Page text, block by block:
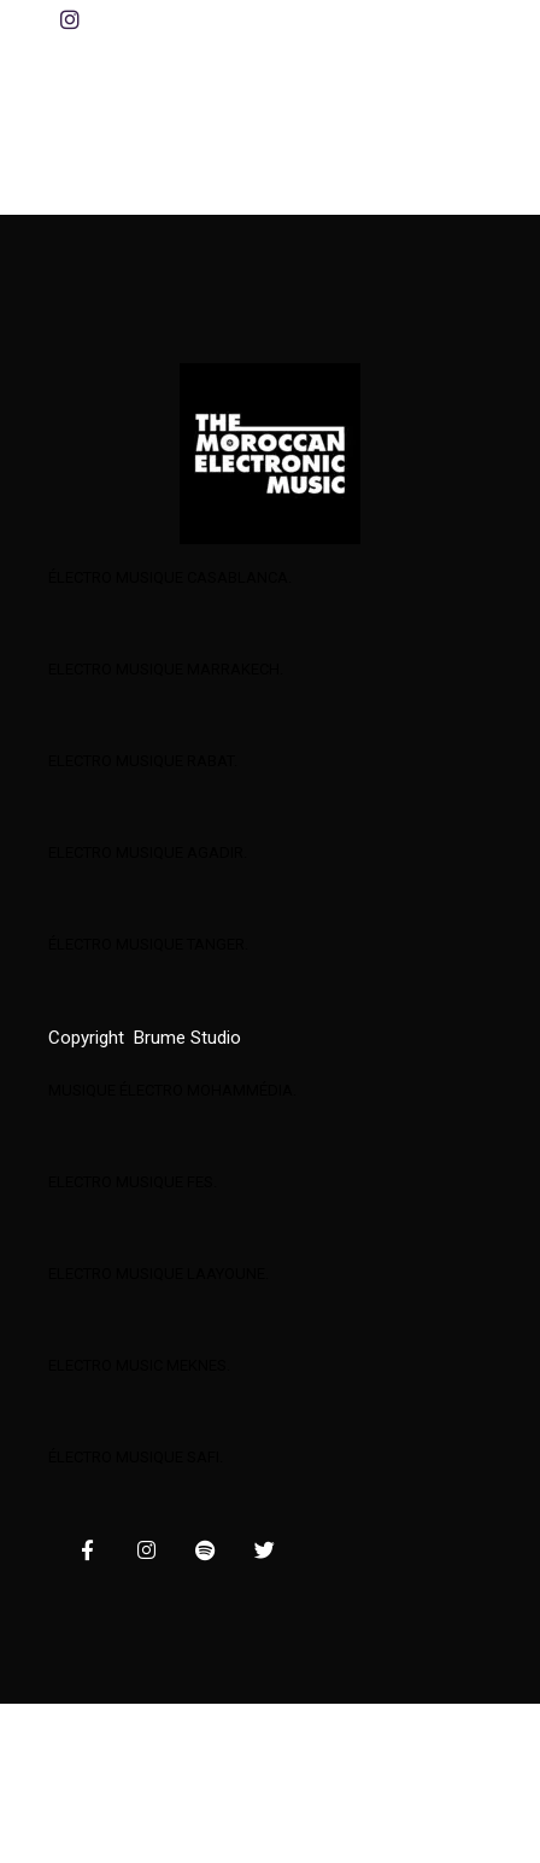
Copyright Brume Studio